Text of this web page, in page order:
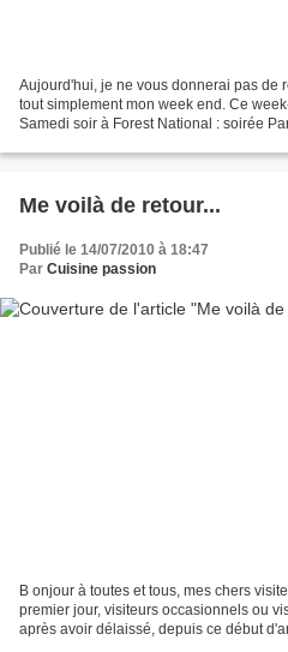
Aujourd'hui, je ne vous donnerai pas de
tout simplement mon week end. Ce
Samedi soir à Forest National : soirée
Me voilà de retour...
Publié le 14/07/2010 à 18:47
Par Cuisine passion
B onjour à toutes et tous, mes chers
premier jour, visiteurs occasionnels ou
après avoir délaissé, depuis ce début